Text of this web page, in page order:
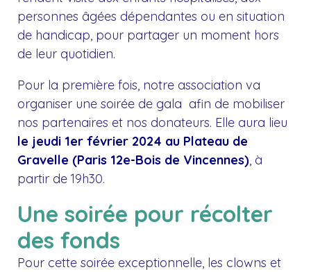
personnes âgées dépendantes ou en situation
de handicap, pour partager un moment hors
de leur quotidien.
Pour la première fois, notre association va
organiser une soirée de gala afin de mobiliser
nos partenaires et nos donateurs. Elle aura lieu
le jeudi 1er février 2024 au Plateau de
Gravelle (Paris 12e-Bois de Vincennes), à
partir de 19h30.
Une soirée pour récolter
des fonds
Pour cette soirée exceptionnelle, les clowns et